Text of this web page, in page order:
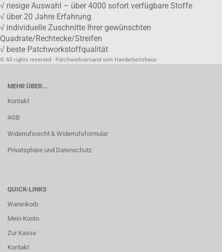
√ riesige Auswahl – über 4000 sofort verfügbare Stoffe
√ über 20 Jahre Erfahrung
√ individuelle Zuschnitte Ihrer gewünschten
Quadrate/Rechtecke/Streifen
√ beste Patchworkstoffqualität
© All rights reserved - Patchworkversand vom Handarbeitshaus
MEHR ÜBER...
Kontakt
AGB
Widerrufsrecht & Widerrufsformular
Privatsphäre und Datenschutz
QUICK-LINKS
Warenkorb
Mein Konto
Zur Kasse
Kontakt